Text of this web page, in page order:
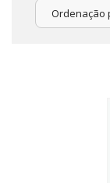
Ordenação